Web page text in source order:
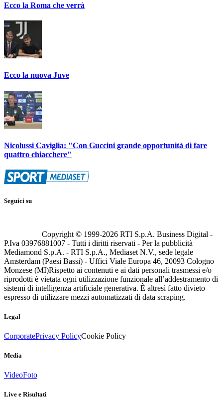
Ecco la Roma che verrà
Ecco la nuova Juve
Nicolussi Caviglia: "Con Guccini grande opportunità di fare
quattro chiacchere"
Seguici su
Copyright © 1999-2026 RTI S.p.A. Business Digital -
P.Iva 03976881007 - Tutti i diritti riservati - Per la pubblicità
Mediamond S.p.A. - RTI S.p.A., Mediaset N.V., sede legale
Amsterdam (Paesi Bassi) - Uffici Viale Europa 46, 20093 Cologno
Monzese (MI)Rispetto ai contenuti e ai dati personali trasmessi e/o
riprodotti è vietata ogni utilizzazione funzionale all’addestramento di
sistemi di intelligenza artificiale generativa. È altresì fatto divieto
espresso di utilizzare mezzi automatizzati di data scraping.
Legal
CorporatePrivacy PolicyCookie Policy
Media
VideoFoto
Live e Risultati